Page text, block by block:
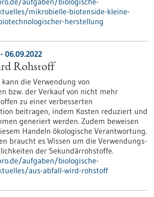
mikrobielle-biotenside-kleine-
herstellung
06.09.2022
Rohstoff
die Verwendung von
bzw. der Verkauf von nicht mehr
zu einer verbesserten
beitragen, indem Kosten reduziert und
generiert werden. Zudem beweisen
Handeln ökologische Verantwortung.
braucht es Wissen um die Verwendungs-
der Sekundärrohstoffe.
aufgaben/biologische-
aus-abfall-wird-rohstoff